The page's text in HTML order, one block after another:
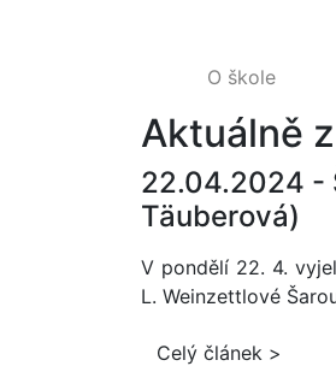
O škole
Aktuálně
22.04.2024 -
Täuberová)
V pondělí 22. 4.
L. Weinzettlové
Celý článek >